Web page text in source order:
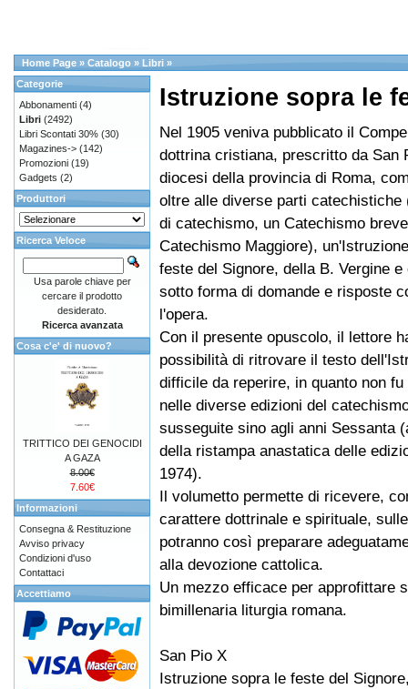
Home Page » Catalogo » Libri »
Istruzione sopra le
Nel 1905 veniva pubblicato il
dottrina cristiana, prescritto da San
diocesi della provincia di Roma,
oltre alle diverse parti catechistiche
di catechismo, un Catechismo
Catechismo Maggiore),
feste del Signore, della B. Vergine e
sotto forma di domande e risposte
l'opera.
Con il presente opuscolo, il lettore
possibilità di ritrovare il testo
difficile da reperire, in quanto non
nelle diverse edizioni del
susseguite sino agli anni Sessanta
della ristampa anastatica delle
1974).
Il volumetto permette di ricevere,
carattere dottrinale e spirituale,
potranno così preparare
alla devozione cattolica.
Un mezzo efficace per approfittare
bimillenaria liturgia romana.
San Pio X
Istruzione sopra le feste del
Categorie
Abbonamenti (4)
Libri (2492)
Libri Scontati 30% (30)
Magazines-> (142)
Promozioni (19)
Gadgets (2)
Produttori
Ricerca Veloce
Usa parole chiave per
cercare il prodotto
desiderato.
Ricerca avanzata
Cosa c'e' di nuovo?
TRITTICO DEI GENOCIDI
A GAZA
8.00€
7.60€
Informazioni
Consegna & Restituzione
Avviso privacy
Condizioni d'uso
Contattaci
Accettiamo